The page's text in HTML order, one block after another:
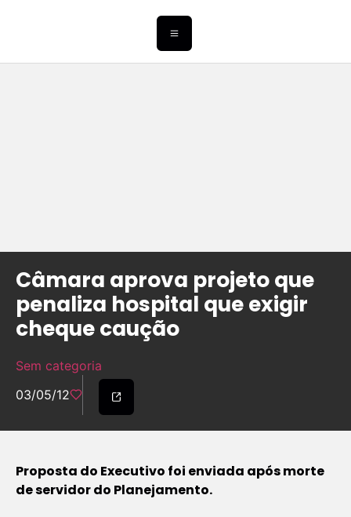
Câmara aprova projeto que
penaliza hospital que exigir
cheque caução
Sem categoria
03/05/12
Proposta do Executivo foi enviada após morte
de servidor do Planejamento.